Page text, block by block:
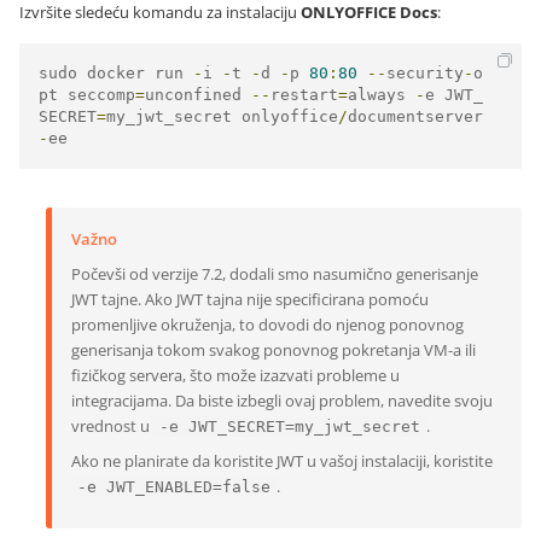
Izvršite sledeću komandu za instalaciju ONLYOFFICE Docs:
sudo docker run - i -t -d - p 80 : 80 -- security - o
pt seccomp=unconfined -- restart=always -e JWT_
SECRET=my_jwt_secret onlyoffice/documentserver
-ee
Važno
Počevši od verzije 7.2, dodali smo nasumično generisanje
JWT tajne. Ako JWT tajna nije specificirana pomoću
promenljive okruženja, to dovodi do njenog ponovnog
generisanja tokom svakog ponovnog pokretanja VM-a ili
fizičkog servera, što može izazvati probleme u
integracijama. Da biste izbegli ovaj problem, navedite svoju
vrednost u
-e JWT_SECRET=my_jwt_secret .
Ako ne planirate da koristite JWT u vašoj instalaciji, koristite
-e JWT_ENABLED=false .